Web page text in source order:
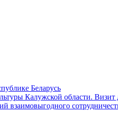
Беларусь
Калужской области.
взаимовыгодного